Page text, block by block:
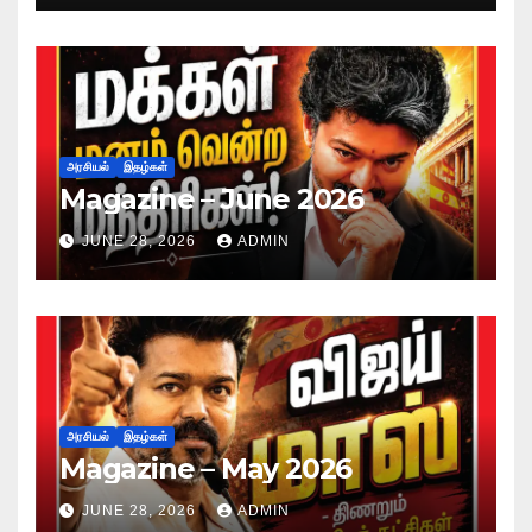
அரசியல் இதழ்கள்
Magazine – June 2026
JUNE 28, 2026 ADMIN
அரசியல் இதழ்கள்
Magazine – May 2026
JUNE 28, 2026 ADMIN